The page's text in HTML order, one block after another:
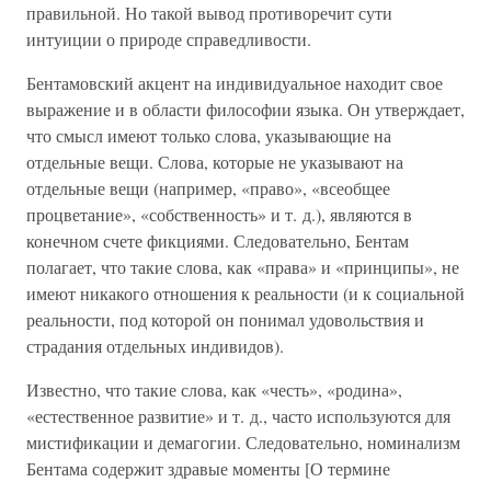
правильной. Но такой вывод противоречит сути
интуиции о природе справедливости.
Бентамовский акцент на индивидуальное находит свое
выражение и в области философии языка. Он утверждает,
что смысл имеют только слова, указывающие на
отдельные вещи. Слова, которые не указывают на
отдельные вещи (например, «право», «всеобщее
процветание», «собственность» и т. д.), являются в
конечном счете фикциями. Следовательно, Бентам
полагает, что такие слова, как «права» и «принципы», не
имеют никакого отношения к реальности (и к социальной
реальности, под которой он понимал удовольствия и
страдания отдельных индивидов).
Известно, что такие слова, как «честь», «родина»,
«естественное развитие» и т. д., часто используются для
мистификации и демагогии. Следовательно, номинализм
Бентама содержит здравые моменты [О термине